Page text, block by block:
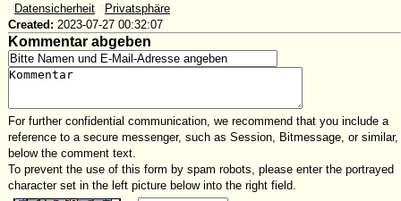
Datensicherheit
Privatsphäre
Created: 2023-07-27 00:32:07
Kommentar abgeben
For further confidential communication, we recommend that you include a
reference to a secure messenger, such as Session, Bitmessage, or similar,
below the comment text.
To prevent the use of this form by spam robots, please enter the portrayed
character set in the left picture below into the right field.